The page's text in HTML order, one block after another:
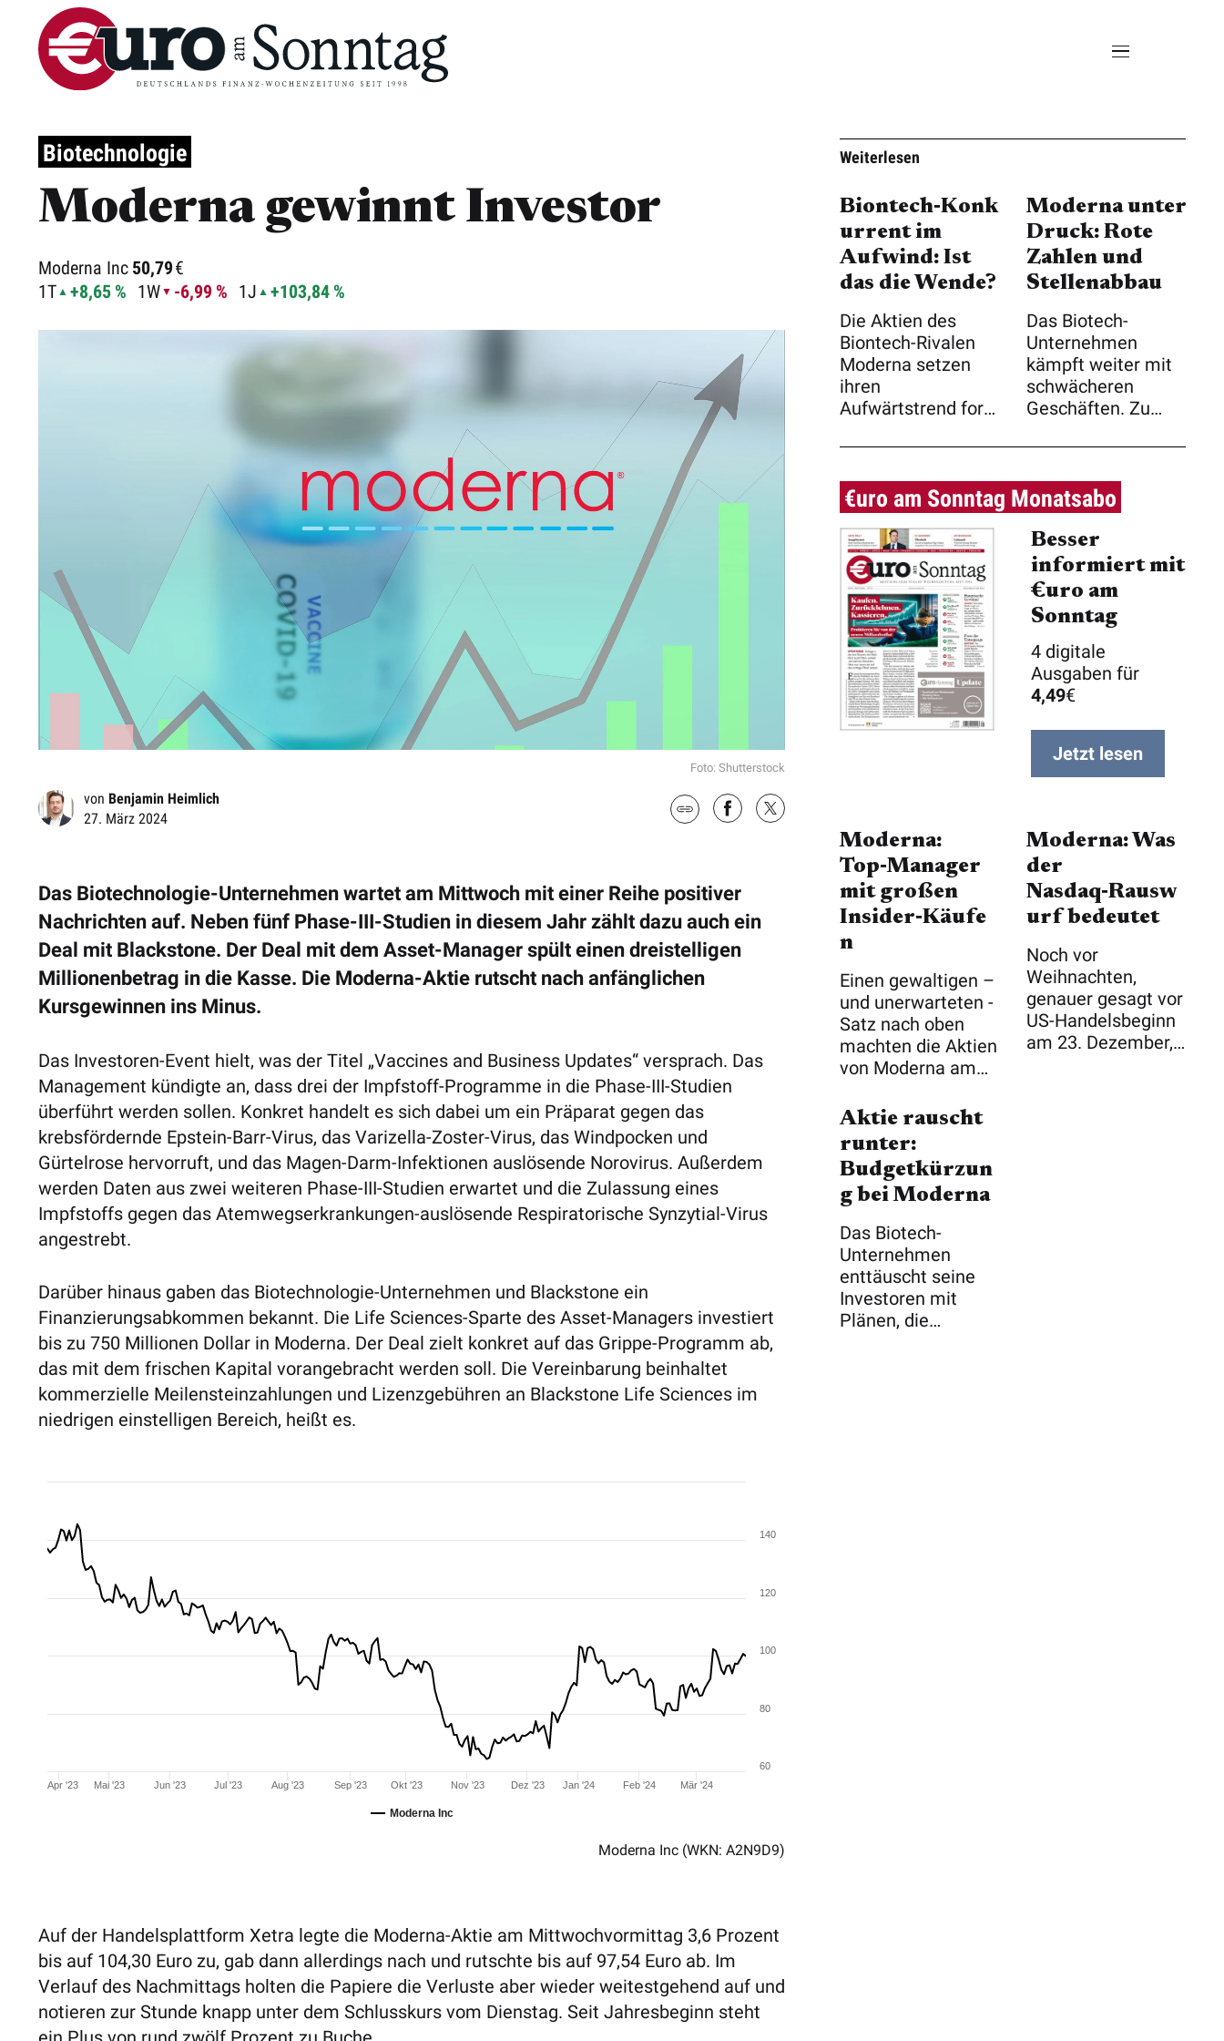
Biotechnologie
Moderna gewinnt Investor
Moderna Inc 50,79€
1T
+8,65 % 1W -6,99 % 1J +103,84 %
Foto: Shutterstock
von Benjamin Heimlich
27. März 2024
Das Biotechnologie-Unternehmen wartet am Mittwoch mit einer Reihe positiver
Nachrichten auf. Neben fünf Phase-III-Studien in diesem Jahr zählt dazu auch ein
Deal mit Blackstone. Der Deal mit dem Asset-Manager spült einen dreistelligen
Millionenbetrag in die Kasse. Die Moderna-Aktie rutscht nach anfänglichen
Kursgewinnen ins Minus.
Das Investoren-Event hielt, was der Titel „Vaccines and Business Updates“ versprach. Das
Management kündigte an, dass drei der Impfstoff-Programme in die Phase-III-Studien
überführt werden sollen. Konkret handelt es sich dabei um ein Präparat gegen das
krebsfördernde Epstein-Barr-Virus, das Varizella-Zoster-Virus, das Windpocken und
Gürtelrose hervorruft, und das Magen-Darm-Infektionen auslösende Norovirus. Außerdem
werden Daten aus zwei weiteren Phase-III-Studien erwartet und die Zulassung eines
Impfstoffs gegen das Atemwegserkrankungen-auslösende Respiratorische Synzytial-Virus
angestrebt.
Darüber hinaus gaben das Biotechnologie-Unternehmen und Blackstone ein
Finanzierungsabkommen bekannt. Die Life Sciences-Sparte des Asset-Managers investiert
bis zu 750 Millionen Dollar in Moderna. Der Deal zielt konkret auf das Grippe-Programm ab,
das mit dem frischen Kapital vorangebracht werden soll. Die Vereinbarung beinhaltet
kommerzielle Meilensteinzahlungen und Lizenzgebühren an Blackstone Life Sciences im
niedrigen einstelligen Bereich, heißt es.
Moderna Inc
Apr '23 Mai '23 Jun '23 Jul '23 Aug '23 Sep '23 Okt '23 Nov '23 Dez '23 Jan '24 Feb '24 Mär '24
60
80
100
120
140
Moderna Inc (WKN: A2N9D9)
Auf der Handelsplattform Xetra legte die Moderna-Aktie am Mittwochvormittag 3,6 Prozent
bis auf 104,30 Euro zu, gab dann allerdings nach und rutschte bis auf 97,54 Euro ab. Im
Verlauf des Nachmittags holten die Papiere die Verluste aber wieder weitestgehend auf und
notieren zur Stunde knapp unter dem Schlusskurs vom Dienstag. Seit Jahresbeginn steht
Weiterlesen
Biontech‑Konk
urrent im
Aufwind: Ist
das die Wende?
Die Aktien des
Biontech-Rivalen
Moderna setzen
ihren
Aufwärtstrend fort.
steigen si ...
Moderna unter
Druck: Rote
Zahlen und
Stellenabbau
Das Biotech-
Unternehmen
kämpft weiter mit
schwächeren
Geschäften. Zu
Verlusten passt ...
€uro am Sonntag Monatsabo
Besser
informiert mit
€uro am
Sonntag
4 digitale
Ausgaben für
4,49€
Jetzt lesen
Moderna:
Top‑Manager
mit großen
Insider‑Käufe
n
Einen gewaltigen –
und unerwarteten -
Satz nach oben
machten die Aktien
von Moderna am
Moderna: Was
der
Nasdaq‑Rausw
urf bedeutet
Noch vor
Weihnachten,
genauer gesagt vor
US-Handelsbeginn
am 23. Dezember,
Aktie rauscht
runter:
Budgetkürzun
g bei Moderna
Das Biotech-
Unternehmen
enttäuscht seine
Investoren mit
Plänen, die